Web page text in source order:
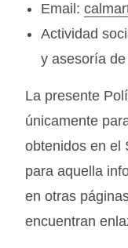
Email:
Actividad
y asesoría
La presente
únicamente
obtenidos en el
para aquella
en otras
encuentran